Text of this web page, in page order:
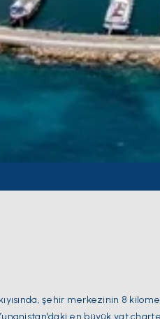
şehir merkezinin 8
en büyük yat